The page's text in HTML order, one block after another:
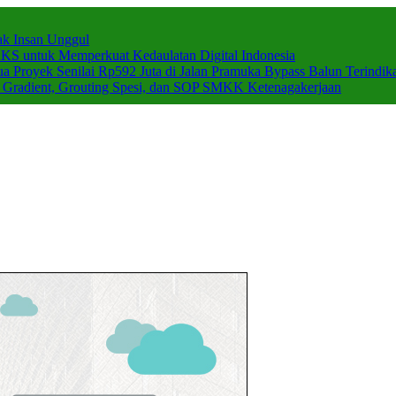
Insan Unggul
untuk Memperkuat Kedaulatan Digital Indonesia
Senilai Rp592 Juta di Jalan Pramuka Bypass Balun
Grouting Spesi, dan SOP SMKK Ketenagakerjaan